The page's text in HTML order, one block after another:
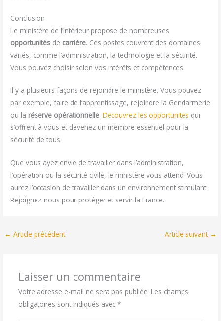
Conclusion
Le ministère de l’Intérieur propose de nombreuses
opportunités de carrière. Ces postes couvrent des domaines
variés, comme l’administration, la technologie et la sécurité.
Vous pouvez choisir selon vos intérêts et compétences.
Il y a plusieurs façons de rejoindre le ministère. Vous pouvez
par exemple, faire de l’apprentissage, rejoindre la Gendarmerie
ou la réserve opérationnelle.Découvrez les opportunités qui
s’offrent à vous et devenez un membre essentiel pour la
sécurité de tous.
Que vous ayez envie de travailler dans l’administration,
l’opération ou la sécurité civile, le ministère vous attend. Vous
aurez l’occasion de travailler dans un environnement stimulant.
Rejoignez-nous pour protéger et servir la France.
← Article précédent Article suivant →
Laisser un commentaire
Votre adresse e-mail ne sera pas publiée. Les champs
obligatoires sont indiqués avec *